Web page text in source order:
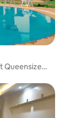
Queensize